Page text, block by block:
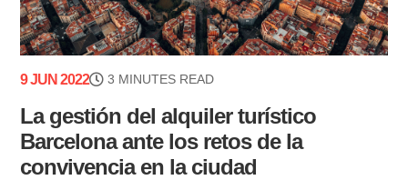
9 JUN 2022 3 MINUTES READ
La gestión del alquiler turístico
Barcelona ante los retos de la
convivencia en la ciudad